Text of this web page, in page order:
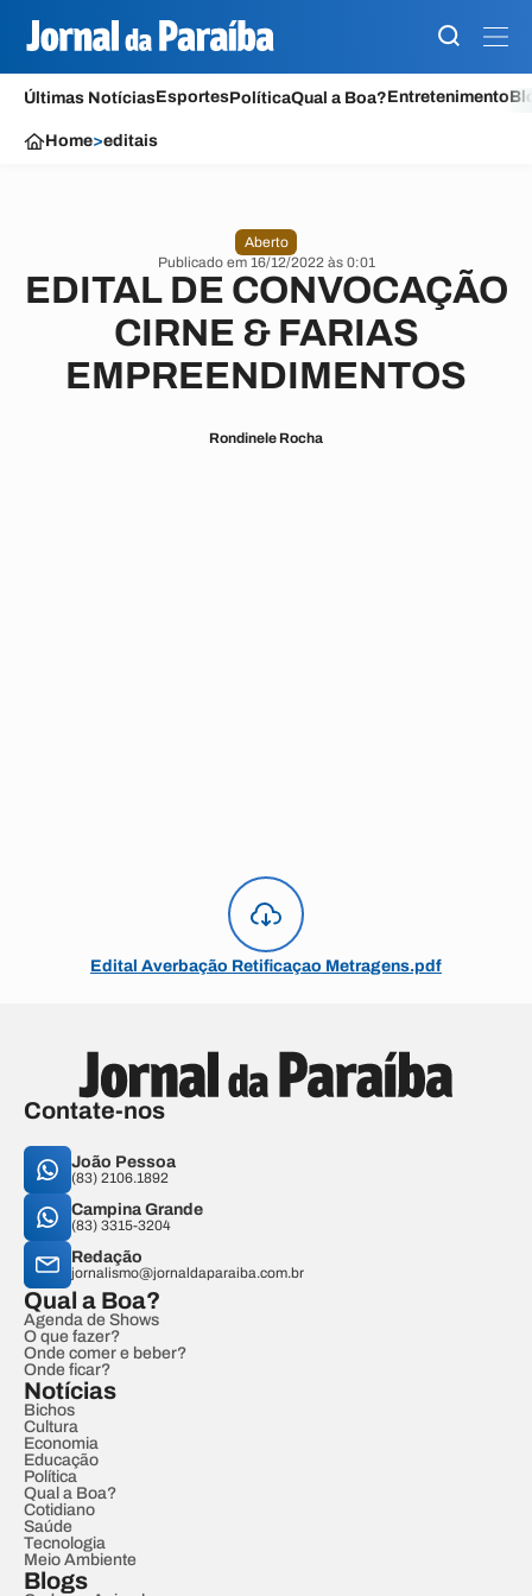
Últimas NotíciasEsportesPolíticaQual a Boa?Entretenimento
Home>editais
Aberto
Publicado em 16/12/2022 às 0:01
EDITAL DE CONVOCAÇÃO
CIRNE & FARIAS
EMPREENDIMENTOS
Rondinele Rocha
Edital Averbação Retificaçao Metragens.pdf
Contate-nos
João Pessoa
(83) 2106.1892
Campina Grande
(83) 3315-3204
Redação
jornalismo@jornaldaparaiba.com.br
Qual a Boa?
Agenda de Shows
O que fazer?
Onde comer e beber?
Onde ficar?
Notícias
Bichos
Cultura
Economia
Educação
Política
Qual a Boa?
Cotidiano
Saúde
Tecnologia
Meio Ambiente
Blogs